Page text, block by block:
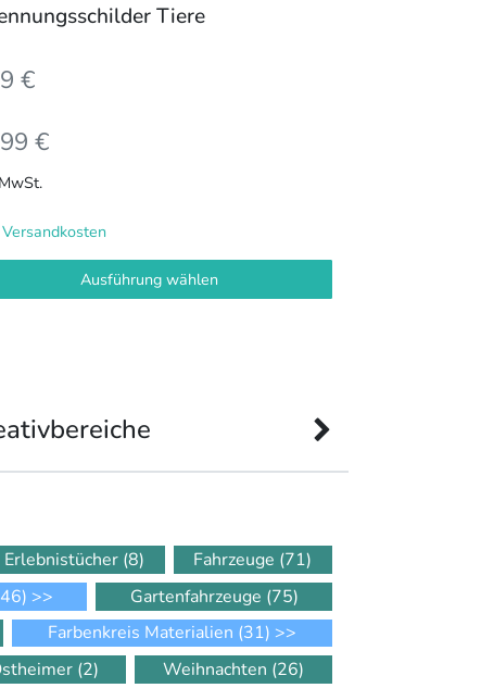
Tiere
€
€
Versandkosten
Ausführung wählen
Erlebnistücher (8) Fahrzeuge (71)
>> Gartenfahrzeuge (75)
Farbenkreis Materialien (31) >>
(2) Weihnachten (26)